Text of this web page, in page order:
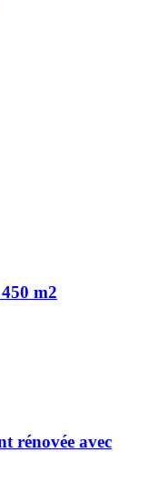
m2
rénovée avec